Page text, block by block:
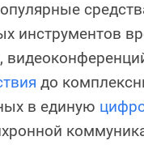
инструментов
до
в единую